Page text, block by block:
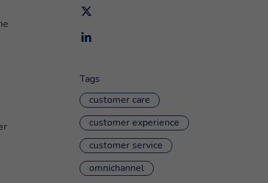
Tags
customer care
customer experience
customer service
omnichannel